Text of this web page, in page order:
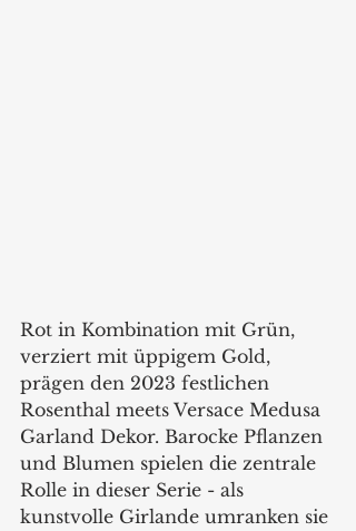
Rot in Kombination mit Grün,
verziert mit üppigem Gold,
prägen den 2023 festlichen
Rosenthal meets Versace Medusa
Garland Dekor. Barocke Pflanzen
und Blumen spielen die zentrale
Rolle in dieser Serie - als
kunstvolle Girlande umranken sie